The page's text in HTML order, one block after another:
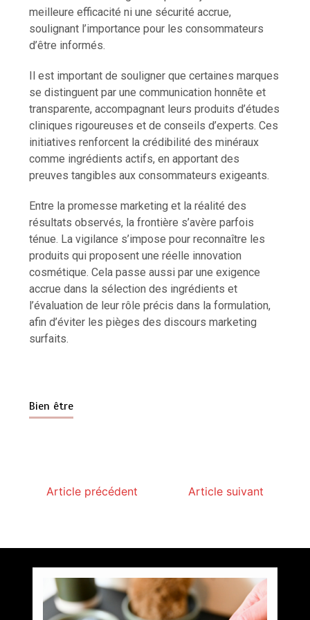
meilleure efficacité ni une sécurité accrue,
soulignant l’importance pour les consommateurs
d’être informés.
Il est important de souligner que certaines marques
se distinguent par une communication honnête et
transparente, accompagnant leurs produits d’études
cliniques rigoureuses et de conseils d’experts. Ces
initiatives renforcent la crédibilité des minéraux
comme ingrédients actifs, en apportant des
preuves tangibles aux consommateurs exigeants.
Entre la promesse marketing et la réalité des
résultats observés, la frontière s’avère parfois
ténue. La vigilance s’impose pour reconnaître les
produits qui proposent une réelle innovation
cosmétique. Cela passe aussi par une exigence
accrue dans la sélection des ingrédients et
l’évaluation de leur rôle précis dans la formulation,
afin d’éviter les pièges des discours marketing
surfaits.
Bien être
Article précédent Article suivant
Vitalité au quotidien : découvrez notre banc
parPovoski
5 août 2026
6 minutes
4 jours